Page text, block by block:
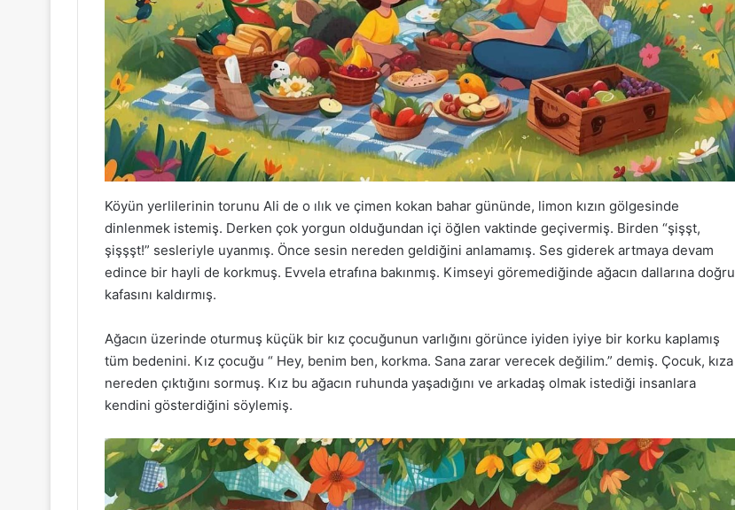
Köyün yerlilerinin torunu Ali de o ılık ve çimen kokan bahar gününde, limon kızın gölgesinde
dinlenmek istemiş. Derken çok yorgun olduğundan içi öğlen vaktinde geçivermiş. Birden “şişşt,
şişşşt!” sesleriyle uyanmış. Önce sesin nereden geldiğini anlamamış. Ses giderek artmaya devam
edince bir hayli de korkmuş. Evvela etrafına bakınmış. Kimseyi göremediğinde ağacın dallarına doğru
kafasını kaldırmış.
Ağacın üzerinde oturmuş küçük bir kız çocuğunun varlığını görünce iyiden iyiye bir korku kaplamış
tüm bedenini. Kız çocuğu “ Hey, benim ben, korkma. Sana zarar verecek değilim.” demiş. Çocuk, kıza
nereden çıktığını sormuş. Kız bu ağacın ruhunda yaşadığını ve arkadaş olmak istediği insanlara
kendini gösterdiğini söylemiş.